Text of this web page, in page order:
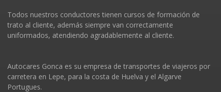
Todos nuestros conductores tienen cursos de formación de
trato al cliente, además siempre van correctamente
uniformados, atendiendo agradablemente al cliente.
Autocares Gonca es su empresa de transportes de viajeros por
carretera en Lepe, para la costa de Huelva y el Algarve
Portugues.